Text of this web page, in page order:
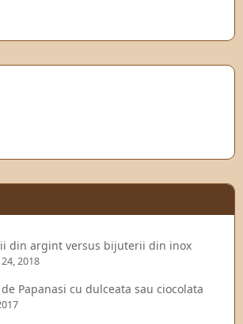
din argint versus bijuterii din inox
2018
Papanasi cu dulceata sau ciocolata